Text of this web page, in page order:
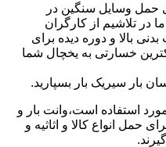
حمل وسایل سنگین در
تلاشیم از کارگران
بالا و دوره دیده برای
خسارتی به یخچال شما
بار سیریک بار بسپارید.
استفاده است،وانت بار و
حمل انواع کالا و اثاثیه و